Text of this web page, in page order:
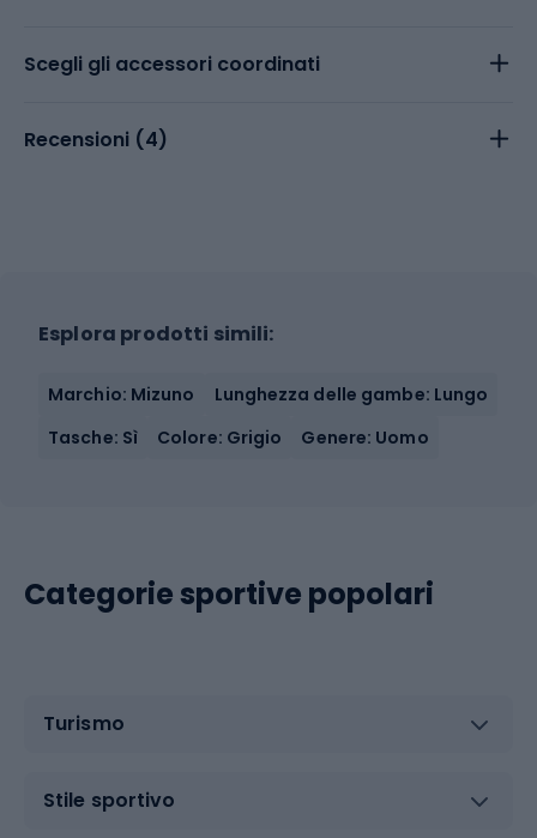
Scegli gli accessori coordinati
Recensioni (4)
Esplora prodotti simili:
Marchio: Mizuno
Lunghezza delle gambe: Lungo
Tasche: Sì
Colore: Grigio Genere: Uomo
Categorie sportive popolari
Turismo
Stile sportivo